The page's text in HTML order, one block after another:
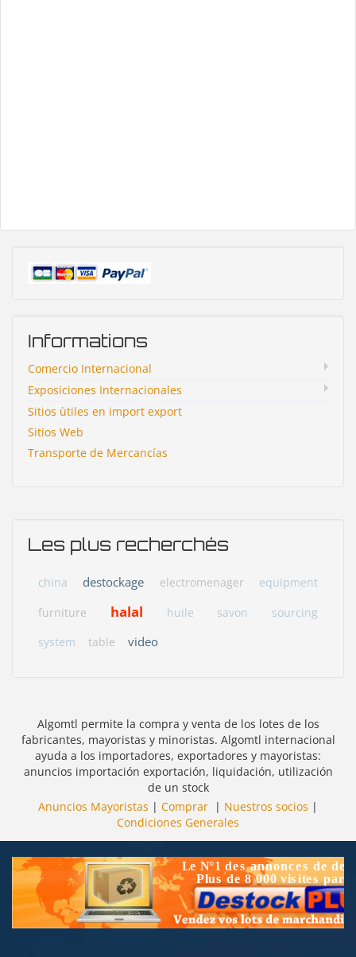
Informations
Comercio Internacional
Exposiciones Internacionales
Sitios ùtiles en import export
Sitios Web
Transporte de Mercancías
Les plus recherchés
china destockage electromenager
equipment
furniture
halal huile savon
sourcing
system
table video
Algomtl permite la compra y venta de los lotes de los
fabricantes, mayoristas y minoristas. Algomtl internacional
ayuda a los importadores, exportadores y mayoristas:
anuncios importación exportación, liquidación, utilización
de un stock
Anuncios Mayoristas | Comprar | Nuestros socios |
Condiciones Generales